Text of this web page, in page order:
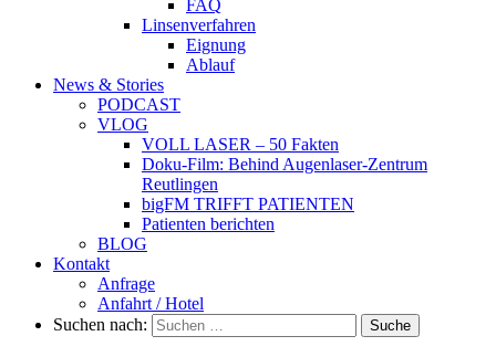
FAQ
Linsenverfahren
Eignung
Ablauf
News & Stories
PODCAST
VLOG
VOLL LASER – 50 Fakten
Doku-Film: Behind Augenlaser-Zentrum
Reutlingen
bigFM TRIFFT PATIENTEN
Patienten berichten
BLOG
Kontakt
Anfrage
Anfahrt / Hotel
Suchen nach:
Suche